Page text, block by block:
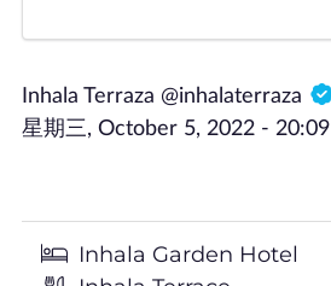
Inhala Terraza @inhalaterraza
星期三, October 5, 2022 - 20:09
Inhala Garden Hotel